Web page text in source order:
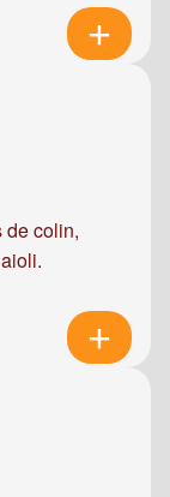
de colin,